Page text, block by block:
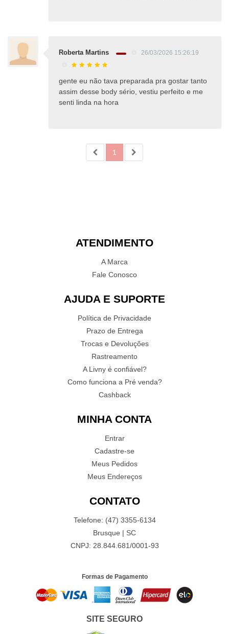
Roberta Martins 26/03/2026 15:26:19
gente eu não tava preparada pra gostar tanto
assim desse body sério, vestiu perfeito e me
senti linda na hora
1
ATENDIMENTO
A Marca
Fale Conosco
AJUDA E SUPORTE
Política de Privacidade
Prazo de Entrega
Trocas e Devoluções
Rastreamento
A Livny é confiável?
Como funciona a Pré venda?
Cashback
MINHA CONTA
Entrar
Cadastre-se
Meus Pedidos
Meus Endereços
CONTATO
Telefone: (47) 3355-6134
Brusque | SC
CNPJ: 28.844.681/0001-93
Formas de Pagamento
SITE SEGURO